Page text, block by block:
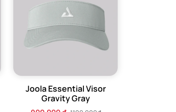
Joola Essential Visor
Gravity Gray